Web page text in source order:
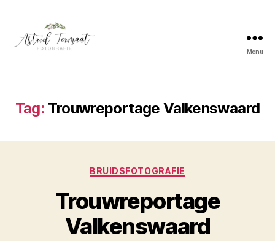
Menu
Tag: Trouwreportage Valkenswaard
Categorieën
BRUIDSFOTOGRAFIE
Trouwreportage
Valkenswaard